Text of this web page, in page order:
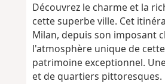
Découvrez le charme et la
cette superbe ville. Cet
Milan, depuis son imposant
l'atmosphère unique de
patrimoine exceptionnel.
et de quartiers pittoresques.